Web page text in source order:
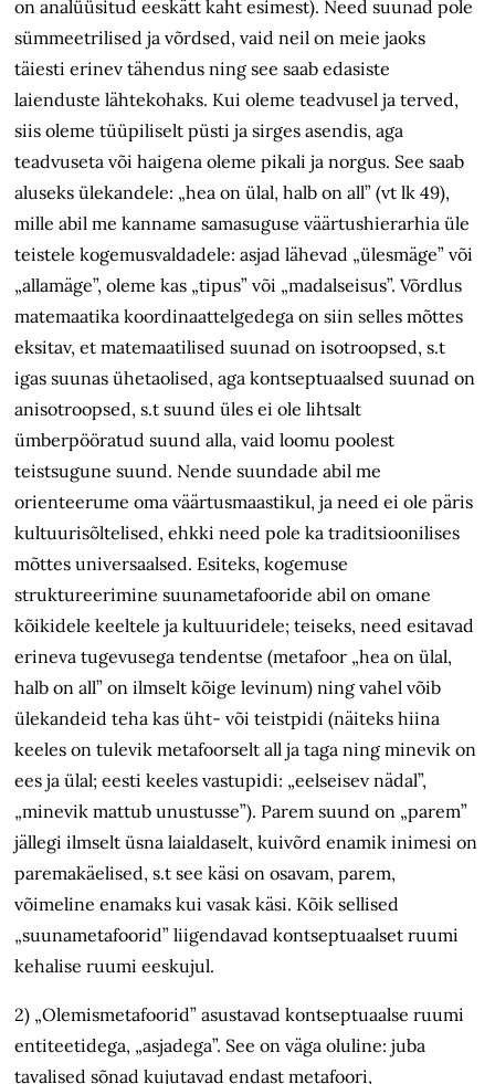
on analüüsitud eeskätt kaht esimest). Need suunad pole
sümmeetrilised ja võrdsed, vaid neil on meie jaoks
täiesti erinev tähendus ning see saab edasiste
laienduste lähtekohaks. Kui oleme teadvusel ja terved,
siis oleme tüüpiliselt püsti ja sirges asendis, aga
teadvuseta või haigena oleme pikali ja norgus. See saab
aluseks ülekandele: „hea on ülal, halb on all” (vt lk 49),
mille abil me kanname samasuguse väärtushierarhia üle
teistele kogemusvaldadele: asjad lähevad „ülesmäge” või
„allamäge”, oleme kas „tipus” või „madalseisus”. Võrdlus
matemaatika koordinaattelgedega on siin selles mõttes
eksitav, et matemaatilised suunad on isotroopsed, s.t
igas suunas ühetaolised, aga kontseptuaalsed suunad on
anisotroopsed, s.t suund üles ei ole lihtsalt
ümberpööratud suund alla, vaid loomu poolest
teistsugune suund. Nende suundade abil me
orienteerume oma väärtusmaastikul, ja need ei ole päris
kultuurisõltelised, ehkki need pole ka traditsioonilises
mõttes universaalsed. Esiteks, kogemuse
struktureerimine suunametafooride abil on omane
kõikidele keeltele ja kultuuridele; teiseks, need esitavad
erineva tugevusega tendentse (metafoor „hea on ülal,
halb on all” on ilmselt kõige levinum) ning vahel võib
ülekandeid teha kas üht- või teistpidi (näiteks hiina
keeles on tulevik metafoorselt all ja taga ning minevik on
ees ja ülal; eesti keeles vastupidi: „eelseisev nädal”,
„minevik mattub unustusse”). Parem suund on „parem”
jällegi ilmselt üsna laialdaselt, kuivõrd enamik inimesi on
paremakäelised, s.t see käsi on osavam, parem,
võimeline enamaks kui vasak käsi. Kõik sellised
„suunametafoorid” liigendavad kontseptuaalset ruumi
kehalise ruumi eeskujul.
2) „Olemismetafoorid” asustavad kontseptuaalse ruumi
entiteetidega, „asjadega”. See on väga oluline: juba
tavalised sõnad kujutavad endast metafoori,